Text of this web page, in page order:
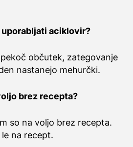
uporabljati aciklovir?
občutek, zategovanje
nastanejo mehurčki.
brez recepta?
so na voljo brez recepta.
na recept.